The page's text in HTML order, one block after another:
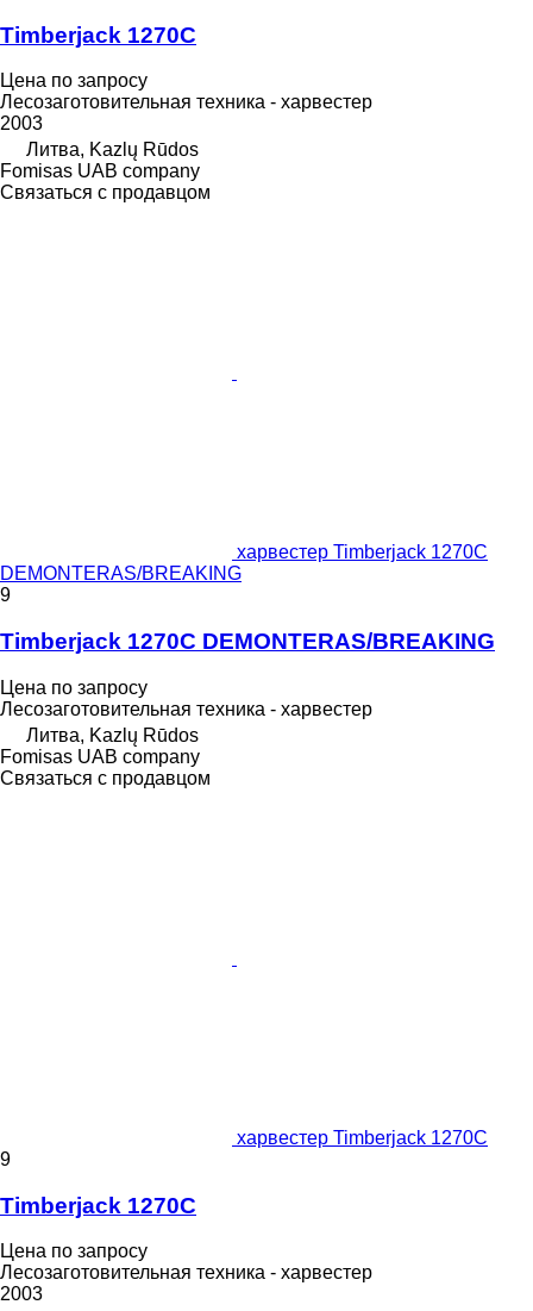
Timberjack 1270C
Цена по запросу
Лесозаготовительная техника - харвестер
2003
Литва, Kazlų Rūdos
Fomisas UAB company
Связаться с продавцом
харвестер Timberjack 1270C
DEMONTERAS/BREAKING
9
Timberjack 1270C DEMONTERAS/BREAKING
Цена по запросу
Лесозаготовительная техника - харвестер
Литва, Kazlų Rūdos
Fomisas UAB company
Связаться с продавцом
харвестер Timberjack 1270C
9
Timberjack 1270C
Цена по запросу
Лесозаготовительная техника - харвестер
2003